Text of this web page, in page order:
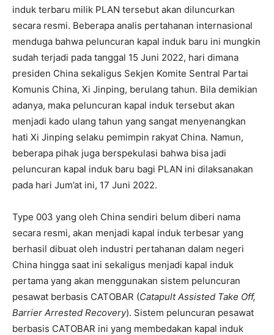
induk terbaru milik PLAN tersebut akan diluncurkan
secara resmi. Beberapa analis pertahanan internasional
menduga bahwa peluncuran kapal induk baru ini mungkin
sudah terjadi pada tanggal 15 Juni 2022, hari dimana
presiden China sekaligus Sekjen Komite Sentral Partai
Komunis China, Xi Jinping, berulang tahun. Bila demikian
adanya, maka peluncuran kapal induk tersebut akan
menjadi kado ulang tahun yang sangat menyenangkan
hati Xi Jinping selaku pemimpin rakyat China. Namun,
beberapa pihak juga berspekulasi bahwa bisa jadi
peluncuran kapal induk baru bagi PLAN ini dilaksanakan
pada hari Jum’at ini, 17 Juni 2022.
Type 003 yang oleh China sendiri belum diberi nama
secara resmi, akan menjadi kapal induk terbesar yang
berhasil dibuat oleh industri pertahanan dalam negeri
China hingga saat ini sekaligus menjadi kapal induk
pertama yang akan menggunakan sistem peluncuran
pesawat berbasis CATOBAR (Catapult Assisted Take Off,
Barrier Arrested Recovery). Sistem peluncuran pesawat
berbasis CATOBAR ini yang membedakan kapal induk